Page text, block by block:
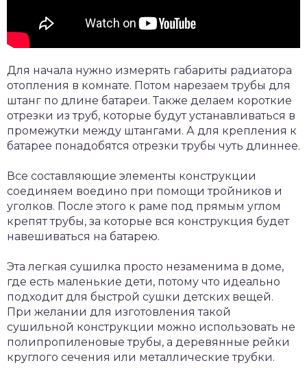
Для начала нужно измерять габариты радиатора
отопления в комнате. Потом нарезаем трубы для
штанг по длине батареи. Также делаем короткие
отрезки из труб, которые будут устанавливаться в
промежутки между штангами. А для крепления к
батарее понадобятся отрезки трубы чуть длиннее.
Все составляющие элементы конструкции
соединяем воедино при помощи тройников и
уголков. После этого к раме под прямым углом
крепят трубы, за которые вся конструкция будет
навешиваться на батарею.
Эта легкая сушилка просто незаменима в доме,
где есть маленькие дети, потому что идеально
подходит для быстрой сушки детских вещей.
При желании для изготовления такой
сушильной конструкции можно использовать не
полипропиленовые трубы, а деревянные рейки
круглого сечения или металлические трубки.